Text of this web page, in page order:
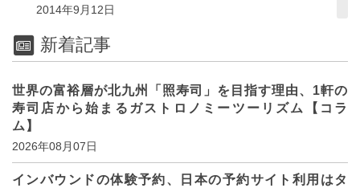
2014年9月12日
新着記事
世界の富裕層が北九州「照寿司」を目指す理由、1軒の
寿司店から始まるガストロノミーツーリズム【コラ
ム】
2026年08月07日
インバウンドの体験予約、日本の予約サイト利用はタ